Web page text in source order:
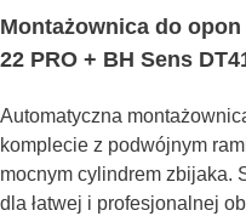
Montażownica do
22 PRO + BH Sens
Automatyczna
komplecie z podwójnym
mocnym cylindrem zbijaka.
dla łatwej i profesjonalnej